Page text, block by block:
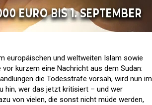
europäischen und weltweiten Islam sowie
kurzem eine Nachricht aus dem Sudan:
die Todesstrafe vorsah, wird nun im
hin, wer das jetzt kritisiert – und wer
von vielen, die sonst nicht müde werden,